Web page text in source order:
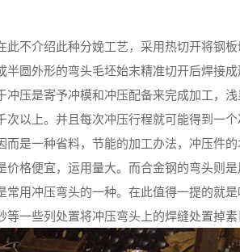
不介绍此种分娩工艺，采用热切开将钢
圆外形的弯头毛坯始末精准切开后焊接
冲压是寄予冲模和冲压配备来完成加工，
以上。并且每次冲压行程就可能得到一
是一种省料，节能的加工办法，冲压件
格便宜，运用量大。而合金钢的弯头则
用冲压弯头的一种。在此值得一提的就
一些列处置将冲压弯头上的焊缝处置掉素